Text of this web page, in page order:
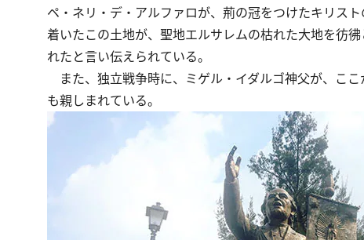
ペ・ネリ・デ・アルファロが、荊の冠をつけたキリス
着いたこの土地が、聖地エルサレムの枯れた大地を彷
れたと言い伝えられている。
また、独立戦争時に、ミゲル・イダルゴ神父が、こ
も親しまれている。